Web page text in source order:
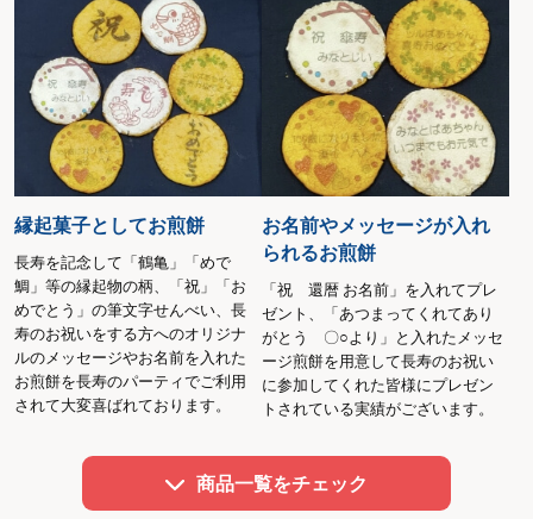
★ 傘寿（さんじゅ） 80歳
80歳を迎えた方の長寿をお祝い。「八十寿」（やそ
じゅ）とも呼ばれています。漢数字で「八十」と縦
書きすると、「傘」の略字である「仐」に似て見え
るからというわけです。傘寿のテーマ色は金茶（濃
い黄色）
★ 米寿（べいじゅ） 88歳
88歳を迎えた方の長寿をお祝い「八」という数字は
末広がりで縁起がよいものとされてその「八」がふ
たつ並ぶ88歳は大変めでたく、それを祝う風習が誕
生したと言われています。米寿という呼び名の由来
は「米」の字をくずすと八十八となることから。米
★ 卒寿（そつじゅ） 90歳
縁起菓子としてお煎餅
長寿を記念して「鶴亀」「めで
鯛」等の縁起物の柄、「祝」「お
めでとう」の筆文字せんべい、長
寿のお祝いをする方へのオリジナ
ルのメッセージやお名前を入れた
お煎餅を長寿のパーティでご利用
されて大変喜ばれております。
お名前やメッセージが入れ
られるお煎餅
「祝 還暦 お名前」を入れてプレ
ゼント、「あつまってくれてあり
がとう 〇○より」と入れたメッセ
ージ煎餅を用意して長寿のお祝い
に参加してくれた皆様にプレゼン
トされている実績がございます。
商品一覧をチェック